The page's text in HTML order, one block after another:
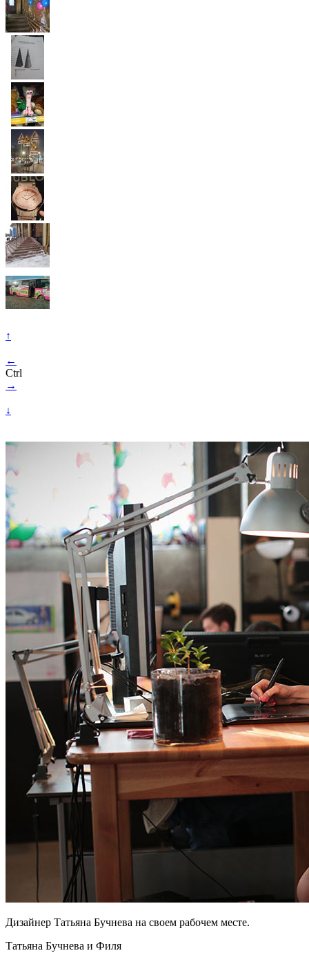
↑
←
Ctrl
→
↓
Дизайнер Татьяна Бучнева на своем рабочем месте.
Татьяна Бучнева и Филя